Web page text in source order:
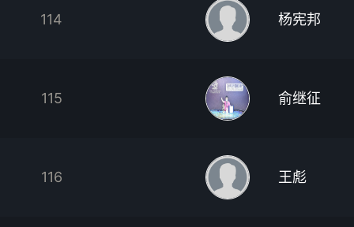
114 杨宪邦
115 俞继征
116 王彪